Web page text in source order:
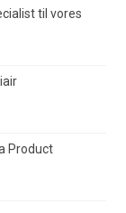
til vores
Product